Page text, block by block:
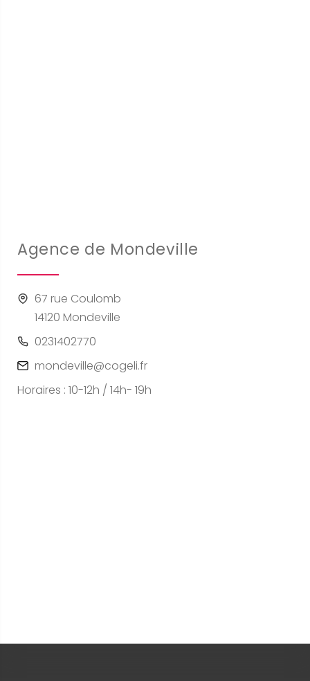
Agence de Mondeville
67 rue Coulomb
14120 Mondeville
0231402770
mondeville@cogeli.fr
Horaires : 10-12h / 14h- 19h